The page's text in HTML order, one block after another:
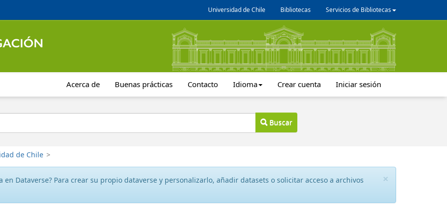
Universidad de Chile Bibliotecas Servicios de Bibliotecas
Acerca de Buenas prácticas Contacto Idioma Crear cuenta Iniciar sesión
Buscar
de Chile >
×
en Dataverse? Para crear su propio dataverse y personalizarlo, añadir datasets o solicitar acceso a archivos